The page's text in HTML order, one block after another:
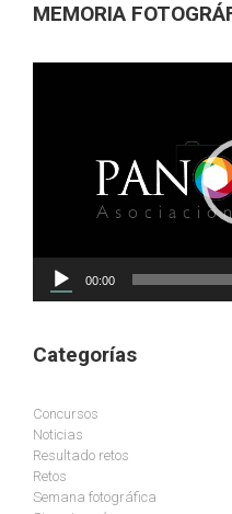
MEMORIA
00:00
Categorías
Concursos
Noticias
Resultado retos
Retos
Semana fotográfica